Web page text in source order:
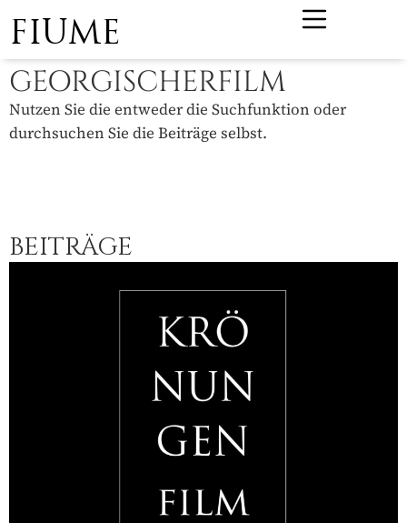
FIUME
GEORGISCHERFILM
Nutzen Sie die entweder die Suchfunktion oder
durchsuchen Sie die Beiträge selbst.
BEITRÄGE